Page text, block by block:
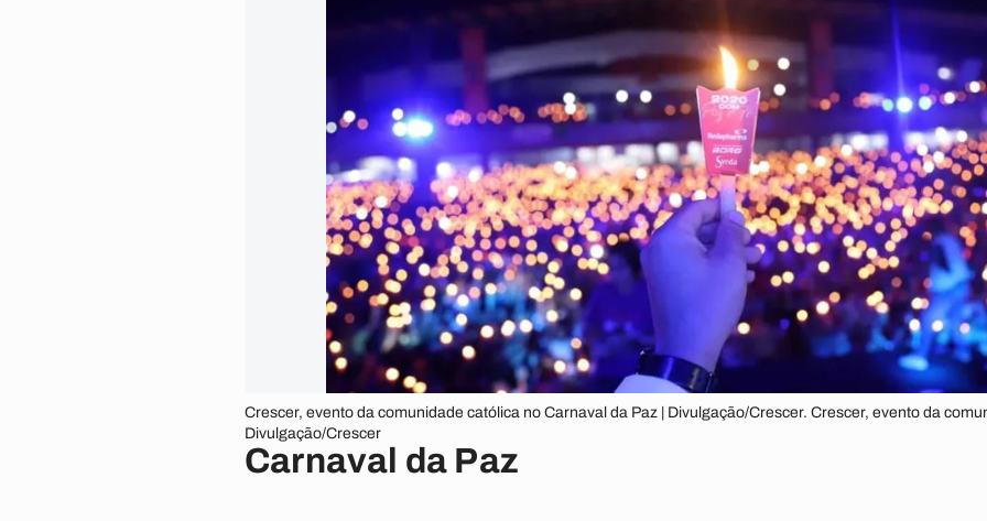
Crescer, evento da comunidade católica no Carnaval da Paz | Divulgação/Crescer. Crescer, evento da
Divulgação/Crescer
Carnaval da Paz